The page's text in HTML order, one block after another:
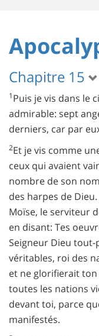
Chapitre 15
1Puis je vis dans le
admirable: sept
derniers, car par
2Et je vis comme
ceux qui avaient
nombre de son
des harpes de Dieu.
Moïse, le serviteur
en disant: Tes
Seigneur Dieu
véritables, roi des
et ne glorifierait ton
toutes les nations
devant toi, parce
manifestés.